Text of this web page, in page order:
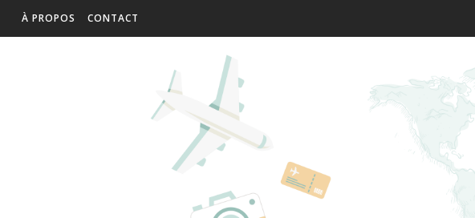
À PROPOS CONTACT